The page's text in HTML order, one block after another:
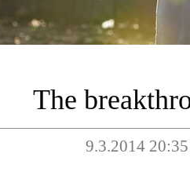
The
9.3.2014 20:35